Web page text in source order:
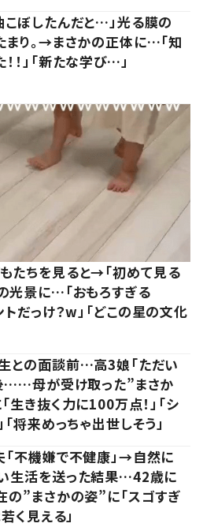
こぼしたんだと…」光る膜の
まり。→まさかの正体に…「知
！」「新たな学び…」
たちを見ると→「初めて見る
光景に…「おもろすぎる
だっけ？w」「どこの星の文化
との面談前…高3娘「ただい
……母が受け取った”まさか
生き抜く力に100万点！」「シ
「将来めっちゃ出世しそう」
不機嫌で不健康」→自然に
生活を送った結果…42歳に
の”まさかの姿”に「スゴすぎ
く見える」